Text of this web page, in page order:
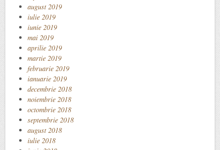
august 2019
iulie 2019
iunie 2019
mai 2019
aprilie 2019
martie 2019
februarie 2019
ianuarie 2019
decembrie 2018
noiembrie 2018
octombrie 2018
septembrie 2018
august 2018
iulie 2018